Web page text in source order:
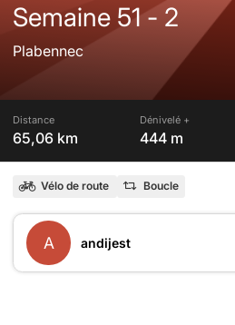
Semaine 51 - 2
Plabennec
Distance
65,06 km
Dénivelé +
444 m
Vélo de route Boucle
A andijest